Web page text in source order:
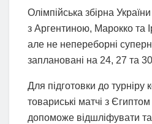
Олімпійська збірна
з Аргентиною, Марокко та
але не непереборні
заплановані на 24, 27 та
Для підготовки до
товариські матчі з
допоможе відшліфувати